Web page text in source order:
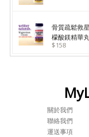
骨質疏鬆救
檬酸鎂精華
$158
關於我們
聯絡我們
運送事項